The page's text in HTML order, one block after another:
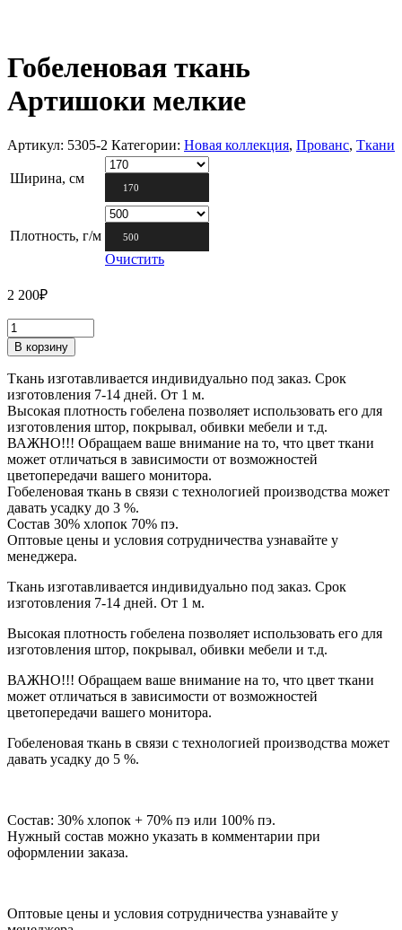
Гобеленовая ткань
Артишоки мелкие
Артикул: 5305-2 Категории: Новая коллекция, Прованс, Ткани
Ширина, см
170
Плотность, г/м 500
Очистить
2 200₽
В корзину
Ткань изготавливается индивидуально под заказ. Срок
изготовления 7-14 дней. От 1 м.
Высокая плотность гобелена позволяет использовать его для
изготовления штор, покрывал, обивки мебели и т.д.
ВАЖНО!!! Обращаем ваше внимание на то, что цвет ткани
может отличаться в зависимости от возможностей
цветопередачи вашего монитора.
Гобеленовая ткань в связи с технологией производства может
давать усадку до 3 %.
Состав 30% хлопок 70% пэ.
Оптовые цены и условия сотрудничества узнавайте у
менеджера.
Ткань изготавливается индивидуально под заказ. Срок
изготовления 7-14 дней. От 1 м.
Высокая плотность гобелена позволяет использовать его для
изготовления штор, покрывал, обивки мебели и т.д.
ВАЖНО!!! Обращаем ваше внимание на то, что цвет ткани
может отличаться в зависимости от возможностей
цветопередачи вашего монитора.
Гобеленовая ткань в связи с технологией производства может
давать усадку до 5 %.
Состав: 30% хлопок + 70% пэ или 100% пэ.
Нужный состав можно указать в комментарии при
оформлении заказа.
Оптовые цены и условия сотрудничества узнавайте у